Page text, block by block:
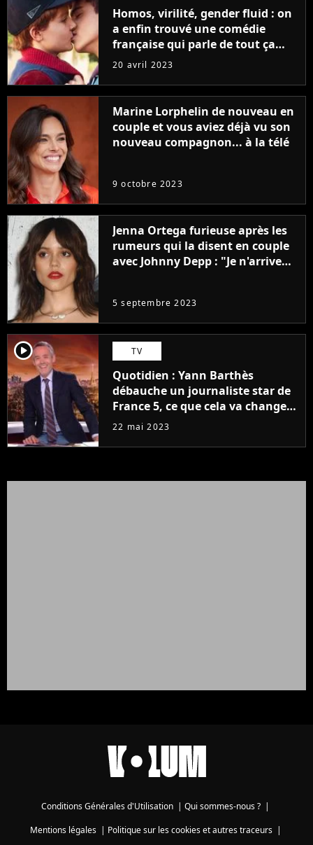
Homos, virilité, gender fluid : on
a enfin trouvé une comédie
française qui parle de tout ça
sans être super ringarde
20 avril 2023
Marine Lorphelin de nouveau en
couple et vous aviez déjà vu son
nouveau compagnon... à la télé
9 octobre 2023
Jenna Ortega furieuse après les
rumeurs qui la disent en couple
avec Johnny Depp : "Je n'arrive
5 septembre 2023
player2 TV
Quotidien : Yann Barthès
débauche un journaliste star de
France 5, ce que cela va changer
à la rentrée
22 mai 2023
Conditions Générales d'Utilisation | Qui sommes-nous ? |
Mentions légales| Politique sur les cookies et autres traceurs|